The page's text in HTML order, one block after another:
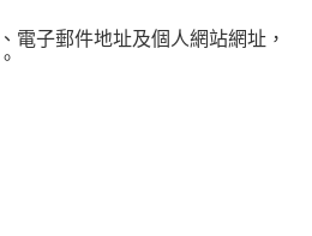
電子郵件地址及個人網站網址，